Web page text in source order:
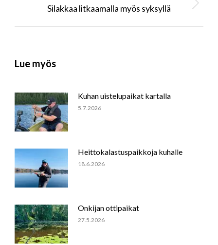
Next
Silakkaa litkaamalla myös syksyllä
Lue myös
Kuhan uistelupaikat kartalla
5.7.2026
Heittokalastuspaikkoja kuhalle
18.6.2026
Onkijan ottipaikat
27.5.2026